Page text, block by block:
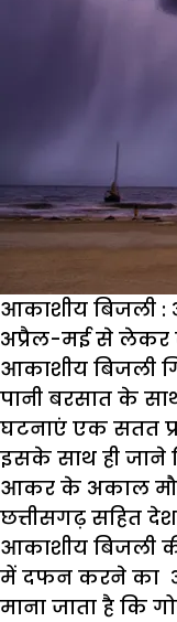
आकाशीय बिजली :
अप्रैल-मई से
आकाशीय बिजली
पानी बरसात के
घटनाएं एक सतत
इसके साथ ही जाने
आकर के अकाल
छत्तीसगढ़ सहित
आकाशीय बिजली
में दफन करने का
माना जाता है कि